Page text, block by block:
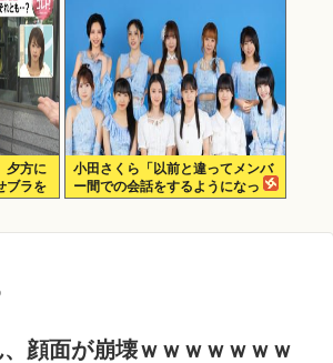
夕方に
ブラを
小田さくら「以前と違ってメンバ
ー間での会話をするようになっ
顔面が崩壊ｗｗｗｗｗｗｗ